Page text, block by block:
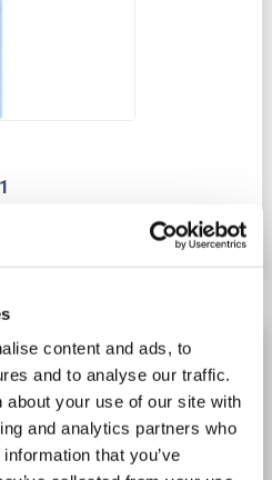
content and ads, to
and to analyse our traffic.
about your use of our site with
and analytics partners who
that you’ve
Détails
(AA 107-156)
Reactivité: Humain, Chien, Poisson zèbre (Danio rerio), Cobaye, Boeuf (Vache), Cheval, Singe, Poulet, Porc
unconjugated